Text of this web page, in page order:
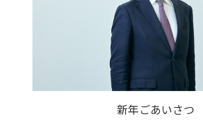
新年ごあいさつ